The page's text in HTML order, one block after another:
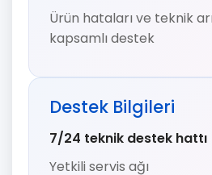
Ürün hataları ve teknik
kapsamlı destek
Destek Bilgileri
7/24 teknik destek hattı
Yetkili servis ağı